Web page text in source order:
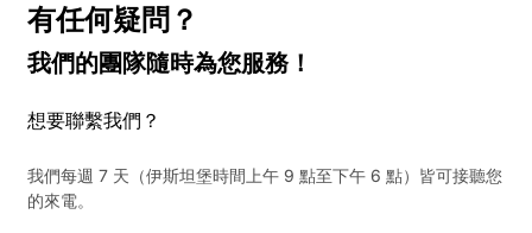
有任何疑問？
我們的團隊隨時為您服務！
想要聯繫我們？
我們每週 7 天（伊斯坦堡時間上午 9 點至下午 6 點）皆可接聽您
的來電。